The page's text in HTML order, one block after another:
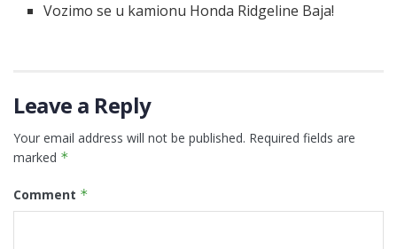
Vozimo se u kamionu Honda Ridgeline Baja!
Leave a Reply
Your email address will not be published. Required fields are
marked *
Comment *